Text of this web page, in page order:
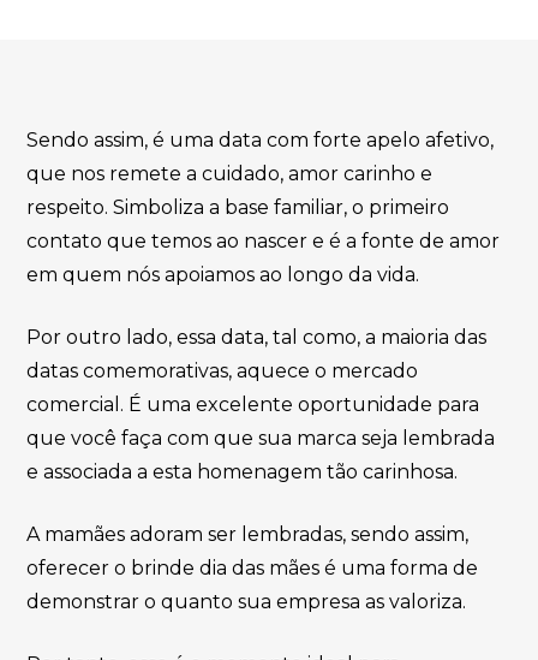
Sendo assim, é uma data com forte apelo afetivo,
que nos remete a cuidado, amor carinho e
respeito. Simboliza a base familiar, o primeiro
contato que temos ao nascer e é a fonte de amor
em quem nós apoiamos ao longo da vida.
Por outro lado, essa data, tal como, a maioria das
datas comemorativas, aquece o mercado
comercial. É uma excelente oportunidade para
que você faça com que sua marca seja lembrada
e associada a esta homenagem tão carinhosa.
A mamães adoram ser lembradas, sendo assim,
oferecer o brinde dia das mães é uma forma de
demonstrar o quanto sua empresa as valoriza.